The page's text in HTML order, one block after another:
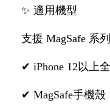
✨ 適用機型
支援 MagSafe 系
✔ iPhone 12以上
✔ MagSafe手機殼